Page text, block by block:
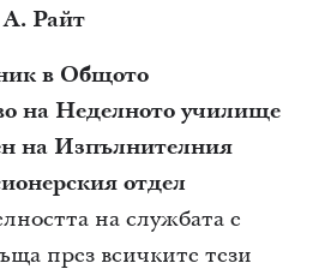
Райт
в Общото
на Неделното училище
на Изпълнителния
отдел
на службата е
през всичките тези